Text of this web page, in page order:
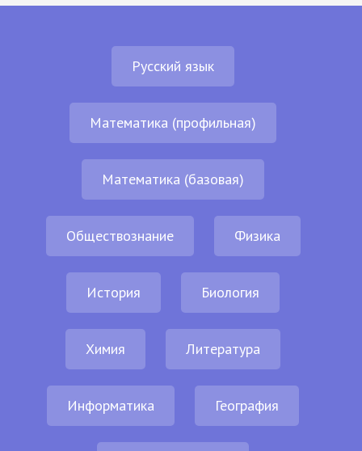
Русский язык
Математика (профильная)
Математика (базовая)
Обществознание Физика
История Биология
Химия Литература
Информатика География